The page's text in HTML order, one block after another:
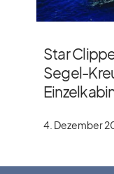
Star
Segel-
4. Dezember